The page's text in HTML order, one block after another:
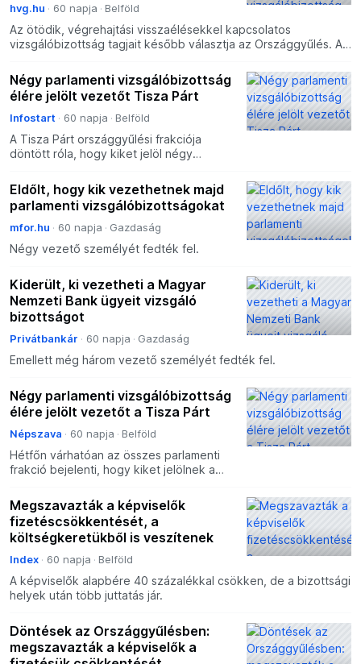
hvg.hu 60 napja Belföld
Az ötödik, végrehajtási visszaélésekkel kapcsolatos
vizsgálóbizottság tagjait később választja az Országgyűlés. Az
Négy parlamenti vizsgálóbizottság
élére jelölt vezetőt Tisza Párt
Infostart 60 napja Belföld
A Tisza Párt országgyűlési frakciója
döntött róla, hogy kiket jelöl négy
döntésüket a házelnökkel is ismertették
– közölte hétfői buda
Eldőlt, hogy kik vezethetnek majd
parlamenti vizsgálóbizottságokat
mfor.hu 60 napja Gazdaság
Négy vezető személyét fedték fel.
Kiderült, ki vezetheti a Magyar
Nemzeti Bank ügyeit vizsgáló
bizottságot
Privátbankár 60 napja Gazdaság
Emellett még három vezető személyét fedték fel.
Négy parlamenti vizsgálóbizottság
élére jelölt vezetőt a Tisza Párt
Népszava 60 napja Belföld
Hétfőn várhatóan az összes parlamenti
frakció bejelenti, hogy kiket jelölnek a
Megszavazták a képviselők
fizetéscsökkentését, a
költségkeretükből is veszítenek
Index 60 napja Belföld
A képviselők alapbére 40 százalékkal csökken, de a bizottsági
helyek után több juttatás jár.
Döntések az Országgyűlésben:
megszavazták a képviselők a